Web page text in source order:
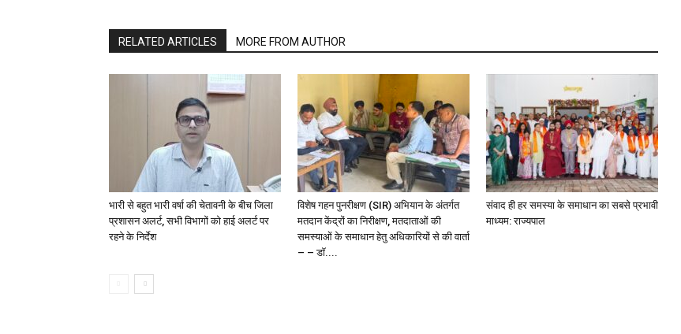
RELATED ARTICLES MORE FROM AUTHOR
भारी से बहुत भारी वर्षा की चेतावनी के बीच जिला
प्रशासन अलर्ट, सभी विभागों को हाई अलर्ट पर
रहने के निर्देश
विशेष गहन पुनरीक्षण (SIR) अभियान के अंतर्गत
मतदान केंद्रों का निरीक्षण, मतदाताओं की
समस्याओं के समाधान हेतु अधिकारियों से की वार्ता
– – डॉ....
संवाद ही हर समस्या के समाधान का सबसे प्रभावी
माध्यम: राज्यपाल